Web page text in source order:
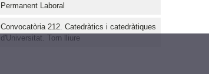
Permanent Laboral
Convocatòria 212. Catedràtics i catedràtiques
d'Universitat. Torn lliure